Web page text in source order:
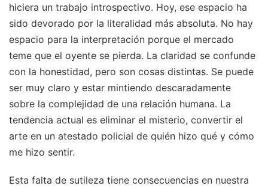
hiciera un trabajo introspectivo. Hoy, ese espacio ha
sido devorado por la literalidad más absoluta. No hay
espacio para la interpretación porque el mercado
teme que el oyente se pierda. La claridad se confunde
con la honestidad, pero son cosas distintas. Se puede
ser muy claro y estar mintiendo descaradamente
sobre la complejidad de una relación humana. La
tendencia actual es eliminar el misterio, convertir el
arte en un atestado policial de quién hizo qué y cómo
me hizo sentir.
Esta falta de sutileza tiene consecuencias en nuestra